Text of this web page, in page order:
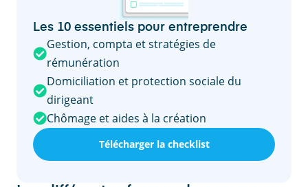
Les 10 essentiels pour entreprendre
Gestion, compta et stratégies de
rémunération
Domiciliation et protection sociale du
dirigeant
Chômage et aides à la création
Télécharger la checklist